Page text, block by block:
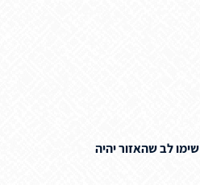
שימו לב שהאזור יהיה